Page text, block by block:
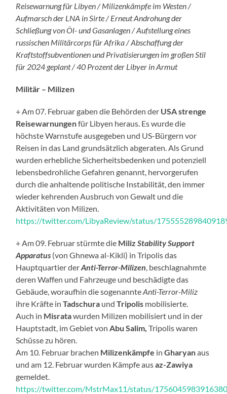
Reisewarnung für Libyen / Milizenkämpfe im Westen /
Aufmarsch der LNA in Sirte / Erneut Androhung der
Schließung von Öl- und Gasanlagen / Aufstellung eines
russischen Militärcorps für Afrika / Abschaffung der
Kraftstoffsubventionen und Privatisierungen im großen Stil
für 2024 geplant / 40 Prozent der Libyer in Armut
Militär – Milizen
+ Am 07. Februar gaben die Behörden der USA strenge
Reisewarnungenfür Libyen heraus. Es wurde die
höchste Warnstufe ausgegeben und US-Bürgern vor
Reisen in das Land grundsätzlich abgeraten. Als Grund
wurden erhebliche Sicherheitsbedenken und potenziell
lebensbedrohliche Gefahren genannt, hervorgerufen
durch die anhaltende politische Instabilität, den immer
wieder kehrenden Ausbruch von Gewalt und die
Aktivitäten von Milizen.
https://twitter.com/LibyaReview/status/
+ Am 09. Februar stürmte die MilizStability Support
Apparatus (von Ghnewa al-Kikli) in Tripolis das
Hauptquartier derAnti-Terror-Milizen , beschlagnahmte
deren Waffen und Fahrzeuge und beschädigte das
Gebäude, woraufhin die sogenannteAnti-Terror-Miliz
ihre Kräfte inTadschura undTripolis mobilisierte.
Auch in Misratawurden Milizen mobilisiert und in der
Hauptstadt, im Gebiet von Abu Salim, Tripolis waren
Schüsse zu hören.
Am 10. Februar brachen Milizenkämpfe inGharyanaus
und am 12. Februar wurden Kämpfe ausaz-Zawiya
gemeldet.
https://twitter.com/MstrMax11/status/